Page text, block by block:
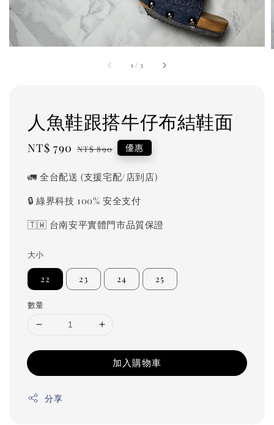
1 / 3
人魚鞋跟搭牛仔布結鞋面
Sale
NT$ 790 Regular
NT$ 890 優惠
🚛 全台配送 (支援宅配/店到店)
🔒 綠界科技 100% 安全支付
🇹🇼 台南安平實體門市品質保證
大小
22 23 24 25
數量
加入購物車
分享